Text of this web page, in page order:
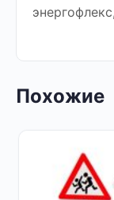
Похожие